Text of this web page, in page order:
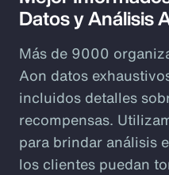
Datos y Análisis
Más de 9000
Aon datos
incluidos detalles
recompensas.
para brindar análisis
los clientes puedan